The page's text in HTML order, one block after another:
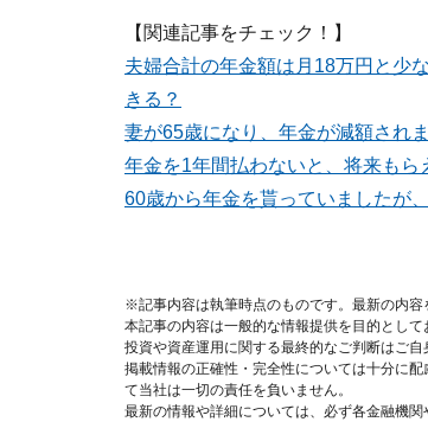
【関連記事をチェック！】
夫婦合計の年金額は月18万円と少
きる？
妻が65歳になり、年金が減額され
年金を1年間払わないと、将来もら
60歳から年金を貰っていましたが
※記事内容は執筆時点のものです。最新の内容
本記事の内容は一般的な情報提供を目的とし
投資や資産運用に関する最終的なご判断はご自
掲載情報の正確性・完全性については十分に
て当社は一切の責任を負いません。
最新の情報や詳細については、必ず各金融機